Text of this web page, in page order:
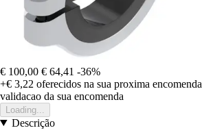
€ 100,00 € 64,41 -36%
+€ 3,22 oferecidos na sua proxima encomenda
validacao da sua encomenda
Loading...
Descrição